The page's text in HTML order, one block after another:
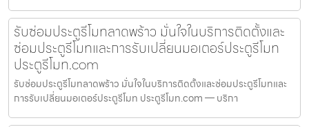
รับซ่อมประตูรีโมทลาดพร้าว มั่นใจในบริการติดตั้งและ
ซ่อมประตูรีโมทและการรับเปลี่ยนมอเตอร์ประตูรีโมท
ประตูรีโมท.com
รับซ่อมประตูรีโมทลาดพร้าว มั่นใจในบริการติดตั้งและซ่อมประตูรีโมทและ
การรับเปลี่ยนมอเตอร์ประตูรีโมท ประตูรีโมท.com — บริกา